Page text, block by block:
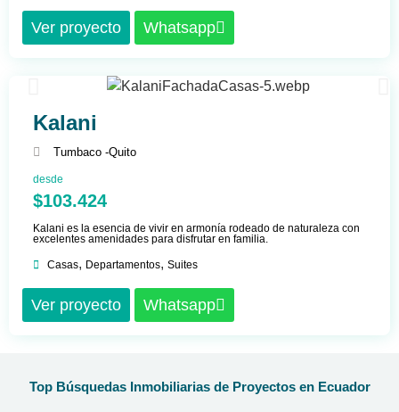
Ver proyecto Whatsapp
Kalani
Tumbaco -Quito
desde
$103.424
Kalani es la esencia de vivir en armonía rodeado de naturaleza con
excelentes amenidades para disfrutar en familia.
Casas, Departamentos, Suites
Ver proyecto Whatsapp
Top Búsquedas Inmobiliarias de Proyectos en Ecuador